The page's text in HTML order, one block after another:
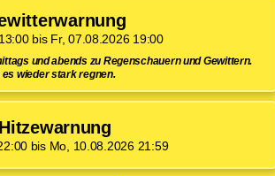
bis Fr, 07.08.2026 19:00
und abends zu Regenschauern und Gewittern.
wieder stark regnen.
bis Mo, 10.08.2026 21:59